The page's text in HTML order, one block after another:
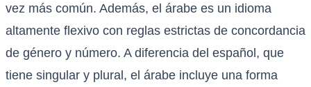
vez más común. Además, el árabe es un idioma
altamente flexivo con reglas estrictas de concordancia
de género y número. A diferencia del español, que
tiene singular y plural, el árabe incluye una forma